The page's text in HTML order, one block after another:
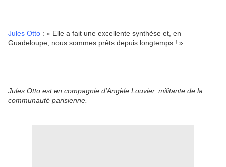
Jules Otto : « Elle a fait une excellente synthèse et, en
Guadeloupe, nous sommes prêts depuis longtemps ! »
Jules Otto est en compagnie d'Angèle Louvier, militante de la
communauté parisienne.